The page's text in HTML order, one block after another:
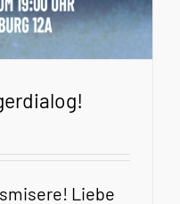
Liebe